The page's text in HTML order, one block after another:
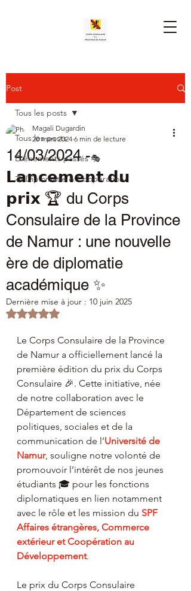
Post
Tous les posts
Événements passés 🎭
🤝 Diplomatie & Coopération
Tous les posts
14/03/2024 -
𝗟𝗮𝗻𝗰𝗲𝗺𝗲𝗻𝘁 𝗱𝘂
𝗽𝗿𝗶𝘅 🏆 du Corps
Consulaire de la Province
de Namur : une nouvelle
ère de diplomatie
académique ✨
Magali Dugardin
20 mars 2024 6 min de lecture
Dernière mise à jour : 10 juin 2025
Noté NaN étoiles sur 5.
Le Corps Consulaire de la Province
de Namur a officiellement lancé la
première édition du prix du Corps
Consulaire 🎉. Cette initiative, née
de notre collaboration avec le
Département de sciences
politiques, sociales et de la
communication de l’Université de
Namur, souligne notre volonté de
promouvoir l’intérêt de nos jeunes
étudiants 🎓 pour les fonctions
diplomatiques en lien notamment
avec le rôle et les mission du SPF
Affaires étrangères, Commerce
extérieur et Coopération au
Développement.
Le prix du Corps Consulaire